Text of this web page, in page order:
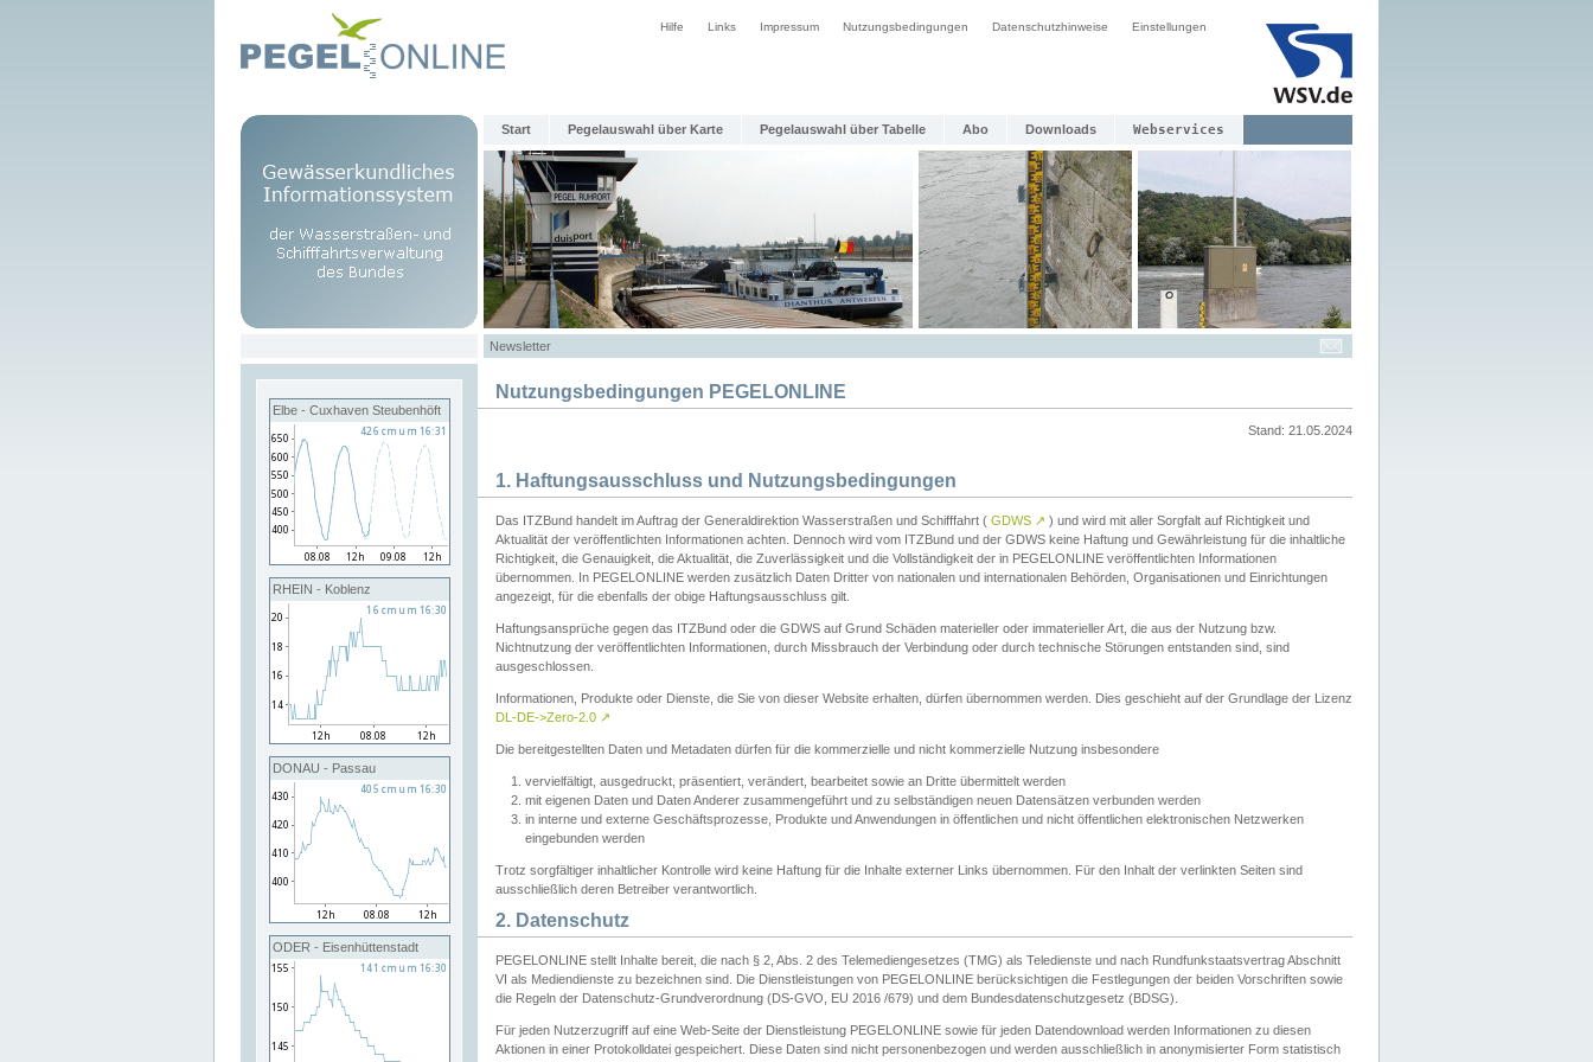
Hilfe Links Impressum Nutzungsbedingungen Datenschutzhinweise Einstellungen
Start Pegelauswahl über Karte Pegelauswahl über Tabelle Abo Downloads Webservices
Newsletter
Elbe - Cuxhaven Steubenhöft
RHEIN - Koblenz
DONAU - Passau
ODER - Eisenhüttenstadt
Nutzungsbedingungen PEGELONLINE
Stand: 21.05.2024
1. Haftungsausschluss und Nutzungsbedingungen
Das ITZBund handelt im Auftrag der Generaldirektion Wasserstraßen und Schifffahrt ( GDWS ↗ ) und wird mit aller Sorgfalt auf Richtigkeit und
Aktualität der veröffentlichten Informationen achten. Dennoch wird vom ITZBund und der GDWS keine Haftung und Gewährleistung für die inhaltliche
Richtigkeit, die Genauigkeit, die Aktualität, die Zuverlässigkeit und die Vollständigkeit der in PEGELONLINE veröffentlichten Informationen
übernommen. In PEGELONLINE werden zusätzlich Daten Dritter von nationalen und internationalen Behörden, Organisationen und Einrichtungen
angezeigt, für die ebenfalls der obige Haftungsausschluss gilt.
Haftungsansprüche gegen das ITZBund oder die GDWS auf Grund Schäden materieller oder immaterieller Art, die aus der Nutzung bzw.
Nichtnutzung der veröffentlichten Informationen, durch Missbrauch der Verbindung oder durch technische Störungen entstanden sind, sind
ausgeschlossen.
Informationen, Produkte oder Dienste, die Sie von dieser Website erhalten, dürfen übernommen werden. Dies geschieht auf der Grundlage der Lizenz
DL-DE->Zero-2.0 ↗
Die bereitgestellten Daten und Metadaten dürfen für die kommerzielle und nicht kommerzielle Nutzung insbesondere
vervielfältigt, ausgedruckt, präsentiert, verändert, bearbeitet sowie an Dritte übermittelt werden
mit eigenen Daten und Daten Anderer zusammengeführt und zu selbständigen neuen Datensätzen verbunden werden
in interne und externe Geschäftsprozesse, Produkte und Anwendungen in öffentlichen und nicht öffentlichen elektronischen Netzwerken
eingebunden werden
Trotz sorgfältiger inhaltlicher Kontrolle wird keine Haftung für die Inhalte externer Links übernommen. Für den Inhalt der verlinkten Seiten sind
ausschließlich deren Betreiber verantwortlich.
2. Datenschutz
PEGELONLINE stellt Inhalte bereit, die nach § 2, Abs. 2 des Telemediengesetzes (TMG) als Teledienste und nach Rundfunkstaatsvertrag Abschnitt
VI als Mediendienste zu bezeichnen sind. Die Dienstleistungen von PEGELONLINE berücksichtigen die Festlegungen der beiden Vorschriften sowie
die Regeln der Datenschutz-Grundverordnung (DS-GVO, EU 2016 /679) und dem Bundesdatenschutzgesetz (BDSG).
Für jeden Nutzerzugriff auf eine Web-Seite der Dienstleistung PEGELONLINE sowie für jeden Datendownload werden Informationen zu diesen
Aktionen in einer Protokolldatei gespeichert. Diese Daten sind nicht personenbezogen und werden ausschließlich in anonymisierter Form statistisch